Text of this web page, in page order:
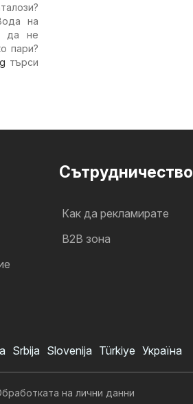
на
да не
пари?
търси
Cътрудничество
Как да рекламирате
B2B зона
Srbija Slovenija Türkiye Україна
на лични данни